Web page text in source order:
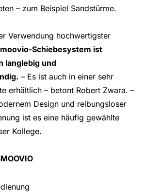
– zum Beispiel Sandstürme.
Verwendung hochwertigster
Schiebesystem ist
langlebig und
– Es ist auch in einer sehr
erhältlich – betont Robert Zwara. –
Design und reibungsloser
ist es eine häufig gewählte
Kollege.